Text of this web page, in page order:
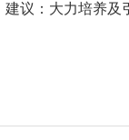
建议：大力培养及